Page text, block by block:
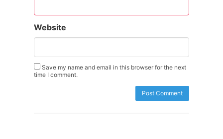
Website
Save my name and email in this browser for the next
time I comment.